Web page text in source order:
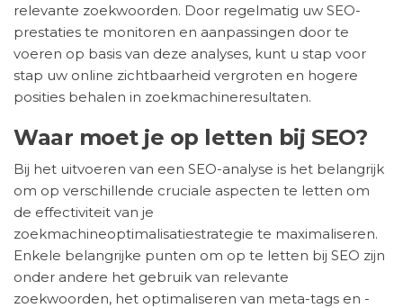
relevante zoekwoorden. Door regelmatig uw SEO-
prestaties te monitoren en aanpassingen door te
voeren op basis van deze analyses, kunt u stap voor
stap uw online zichtbaarheid vergroten en hogere
posities behalen in zoekmachineresultaten.
Waar moet je op letten bij SEO?
Bij het uitvoeren van een SEO-analyse is het belangrijk
om op verschillende cruciale aspecten te letten om
de effectiviteit van je
zoekmachineoptimalisatiestrategie te maximaliseren.
Enkele belangrijke punten om op te letten bij SEO zijn
onder andere het gebruik van relevante
zoekwoorden, het optimaliseren van meta-tags en -